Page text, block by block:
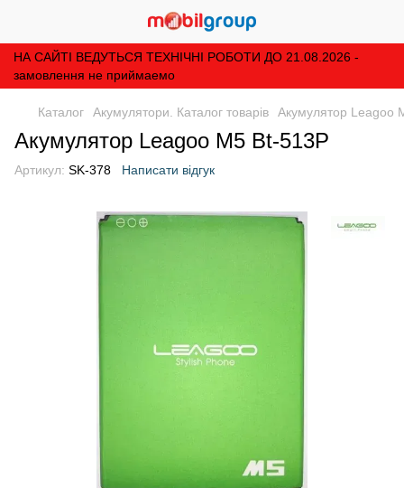
НА САЙТІ ВЕДУТЬСЯ ТЕХНІЧНІ РОБОТИ ДО 21.08.2026 -
замовлення не приймаемо
Каталог Акумулятори. Каталог товарів Акумулятор Leagoo
Акумулятор Leagoo M5 Bt-513P
Артикул: SK-378 Написати відгук